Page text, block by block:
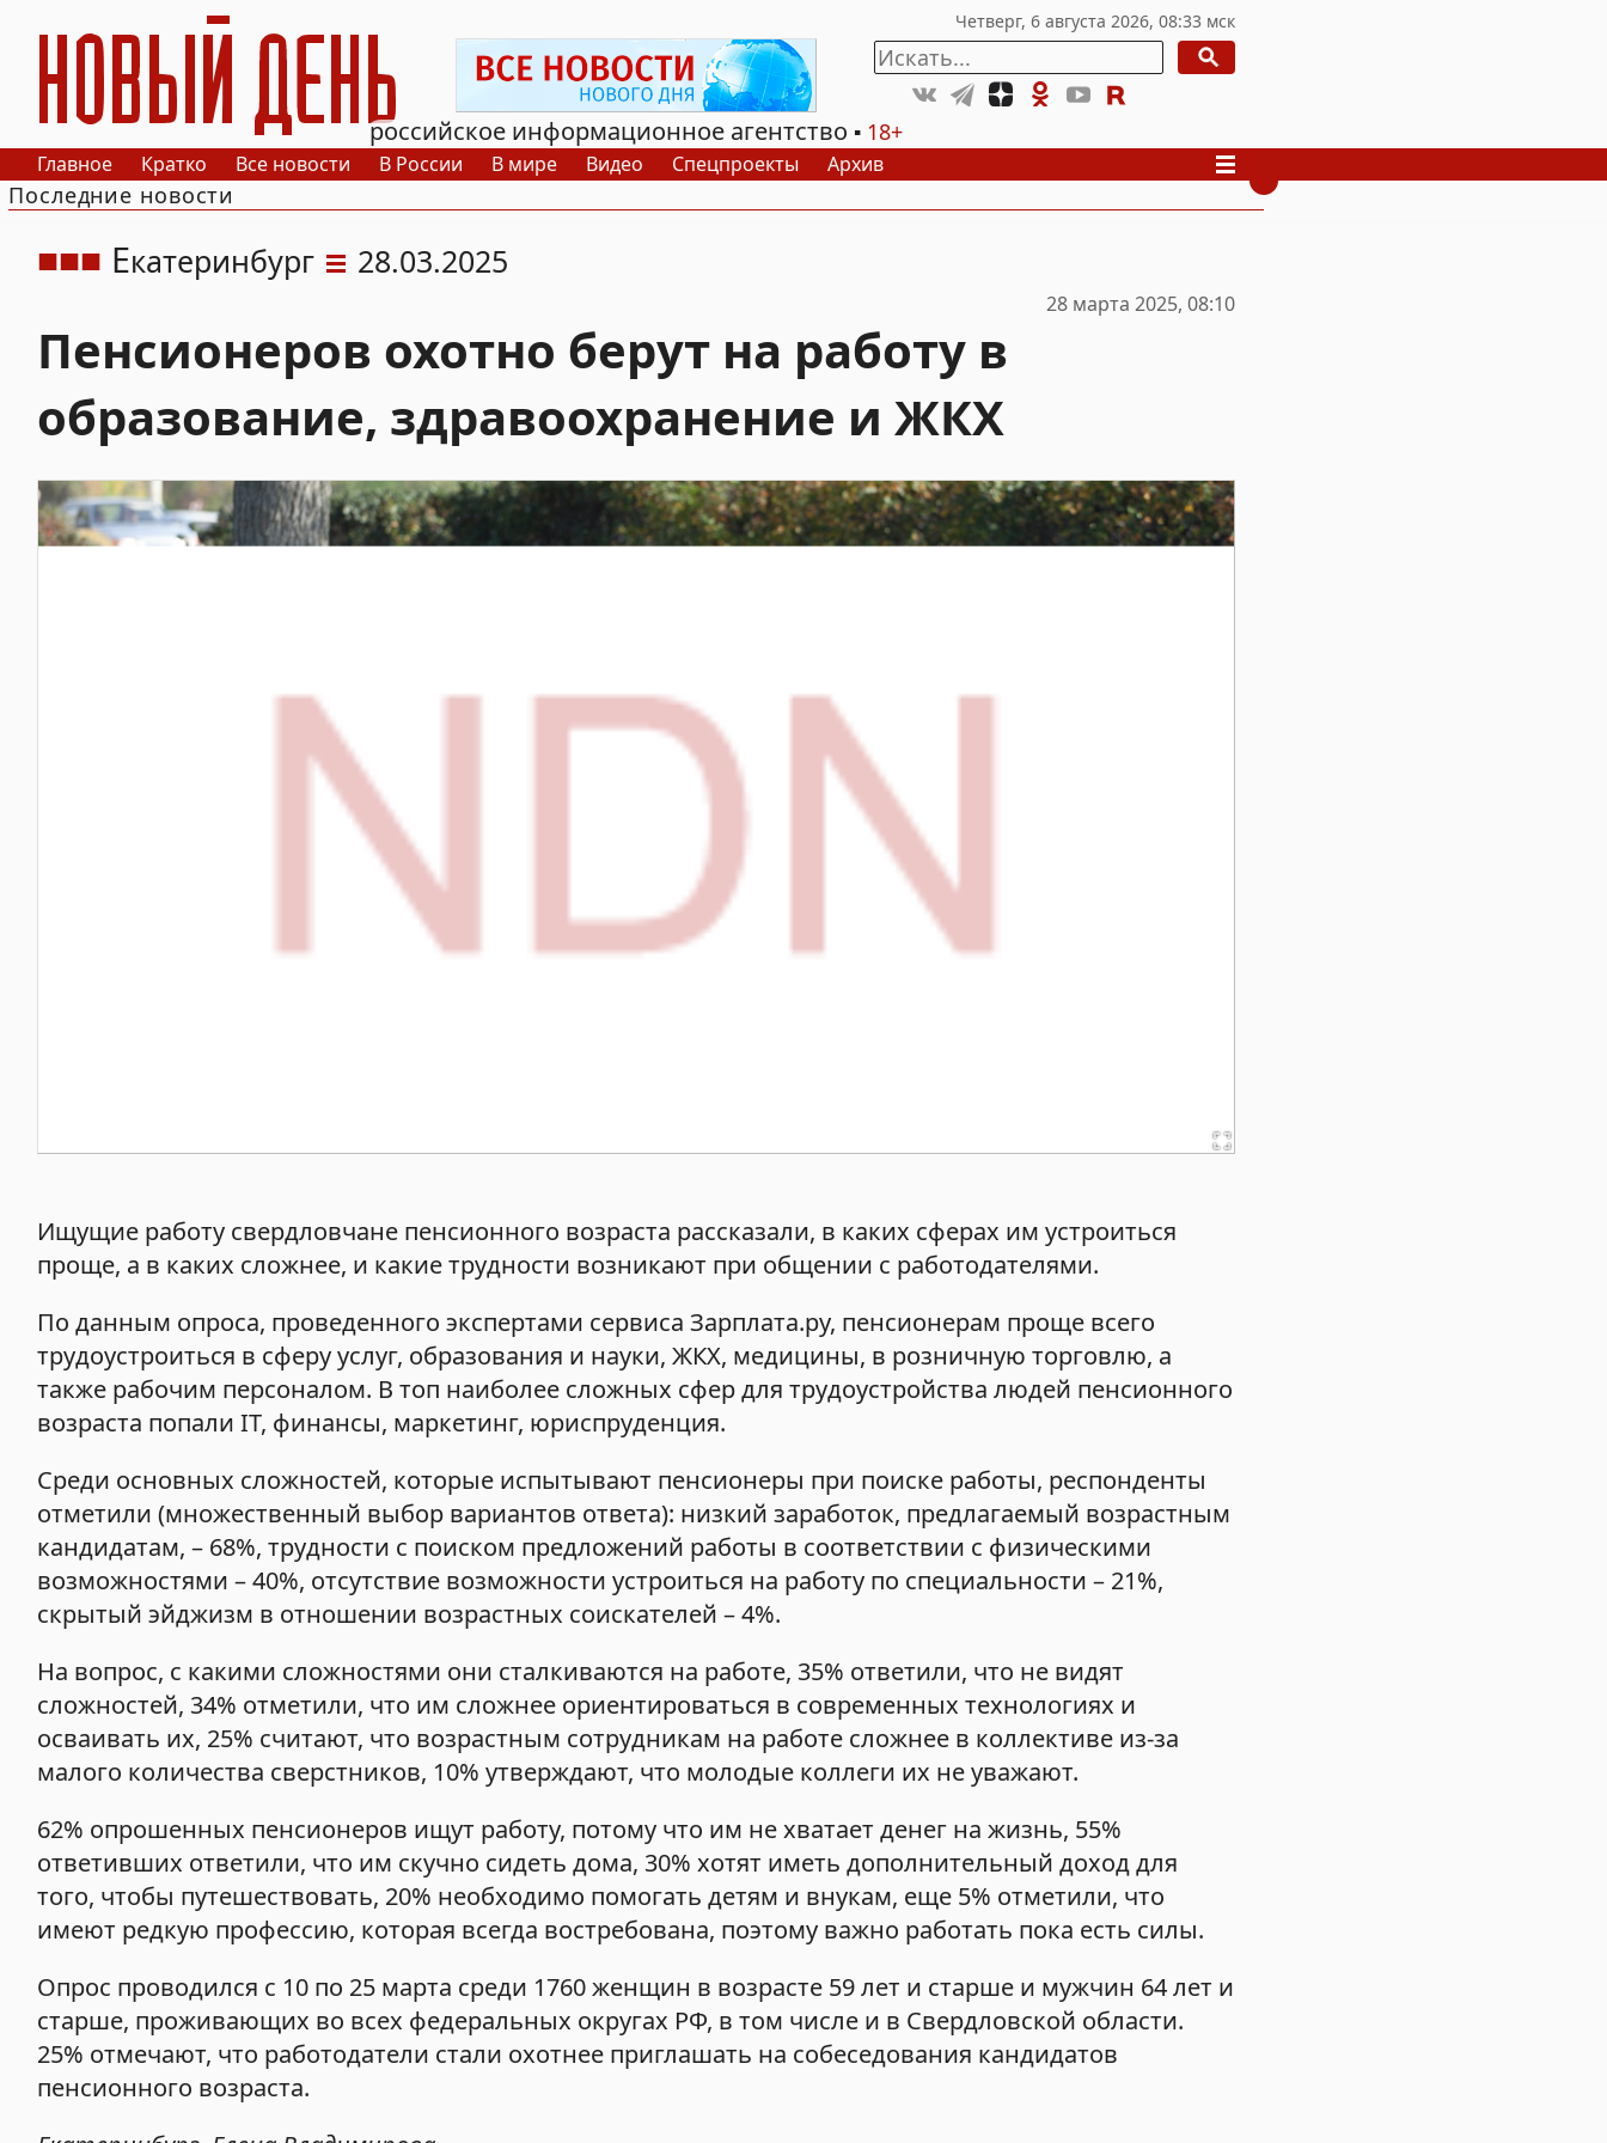
РИА Новый День
российское информационное агентство
18+
Главное Кратко Все новости В России В мире Видео Спецпроекты Архив
Последние новости
Екатеринбург 28.03.2025
28 марта 2025, 08:10
Пенсионеров охотно берут на работу в
образование, здравоохранение и ЖКХ
Ищущие работу свердловчане пенсионного возраста рассказали, в каких сферах им устроиться
проще, а в каких сложнее, и какие трудности возникают при общении с работодателями.
По данным опроса, проведенного экспертами сервиса Зарплата.ру, пенсионерам проще всего
трудоустроиться в сферу услуг, образования и науки, ЖКХ, медицины, в розничную торговлю, а
также рабочим персоналом. В топ наиболее сложных сфер для трудоустройства людей пенсионного
возраста попали IT, финансы, маркетинг, юриспруденция.
Среди основных сложностей, которые испытывают пенсионеры при поиске работы, респонденты
отметили (множественный выбор вариантов ответа): низкий заработок, предлагаемый возрастным
кандидатам, – 68%, трудности с поиском предложений работы в соответствии с физическими
возможностями – 40%, отсутствие возможности устроиться на работу по специальности – 21%,
скрытый эйджизм в отношении возрастных соискателей – 4%.
На вопрос, с какими сложностями они сталкиваются на работе, 35% ответили, что не видят
сложностей, 34% отметили, что им сложнее ориентироваться в современных технологиях и
осваивать их, 25% считают, что возрастным сотрудникам на работе сложнее в коллективе из-за
малого количества сверстников, 10% утверждают, что молодые коллеги их не уважают.
62% опрошенных пенсионеров ищут работу, потому что им не хватает денег на жизнь, 55%
ответивших ответили, что им скучно сидеть дома, 30% хотят иметь дополнительный доход для
того, чтобы путешествовать, 20% необходимо помогать детям и внукам, еще 5% отметили, что
имеют редкую профессию, которая всегда востребована, поэтому важно работать пока есть силы.
Опрос проводился с 10 по 25 марта среди 1760 женщин в возрасте 59 лет и старше и мужчин 64 лет и
старше, проживающих во всех федеральных округах РФ, в том числе и в Свердловской области.
25% отмечают, что работодатели стали охотнее приглашать на собеседования кандидатов
пенсионного возраста.